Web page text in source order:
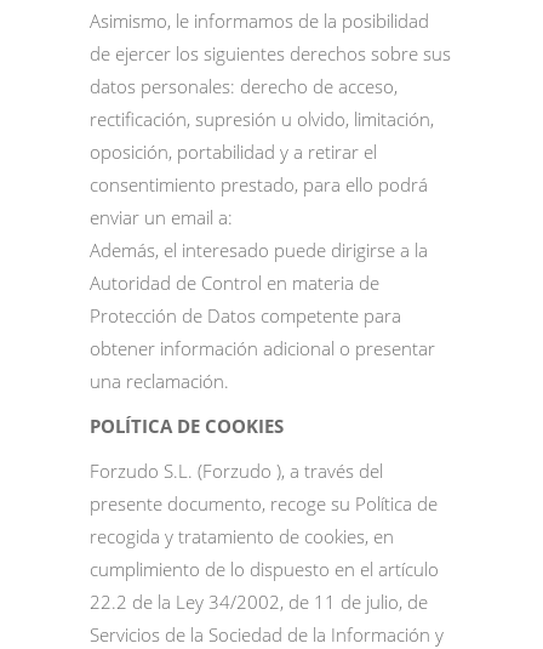
Asimismo, le informamos de la posibilidad
de ejercer los siguientes derechos sobre sus
datos personales: derecho de acceso,
rectificación, supresión u olvido, limitación,
oposición, portabilidad y a retirar el
consentimiento prestado, para ello podrá
enviar un email a:
Además, el interesado puede dirigirse a la
Autoridad de Control en materia de
Protección de Datos competente para
obtener información adicional o presentar
una reclamación.
POLÍTICA DE COOKIES
Forzudo S.L. (Forzudo ), a través del
presente documento, recoge su Política de
recogida y tratamiento de cookies, en
cumplimiento de lo dispuesto en el artículo
22.2 de la Ley 34/2002, de 11 de julio, de
Servicios de la Sociedad de la Información y